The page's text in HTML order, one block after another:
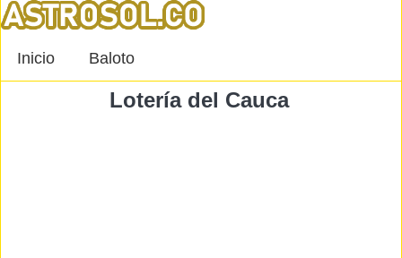
Inicio Baloto
Lotería del Cauca